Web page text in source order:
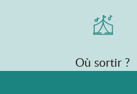
Où sortir ?